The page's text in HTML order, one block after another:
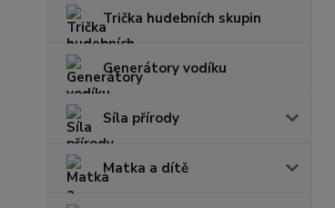
Trička hudebních skupin
Generátory vodíku
Síla přírody
Matka a dítě